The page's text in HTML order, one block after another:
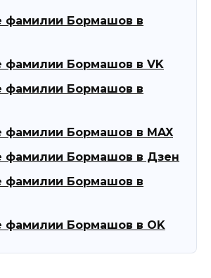
фамилии Бормашов в
фамилии Бормашов в VK
фамилии Бормашов в
фамилии Бормашов в MAX
фамилии Бормашов в Дзен
фамилии Бормашов в
фамилии Бормашов в OK